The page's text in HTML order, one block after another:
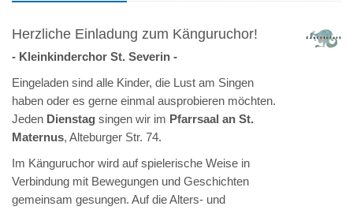
Herzliche Einladung zum Känguruchor!
- Kleinkinderchor St. Severin -
Eingeladen sind alle Kinder, die Lust am Singen
haben oder es gerne einmal ausprobieren möchten.
Jeden Dienstag singen wir im Pfarrsaal an St.
Maternus, Alteburger Str. 74.
Im Känguruchor wird auf spielerische Weise in
Verbindung mit Bewegungen und Geschichten
gemeinsam gesungen. Auf die Alters- und